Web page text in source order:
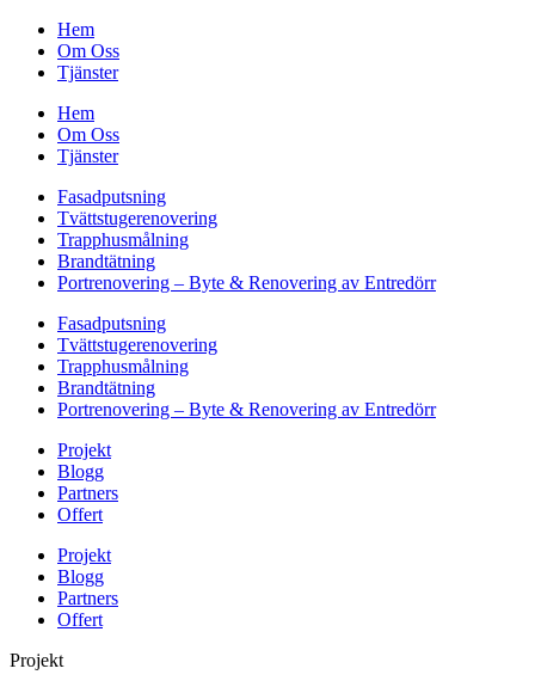
Hem
Om Oss
Tjänster
Hem
Om Oss
Tjänster
Fasadputsning
Tvättstugerenovering
Trapphusmålning
Brandtätning
Portrenovering – Byte & Renovering av Entredörr
Fasadputsning
Tvättstugerenovering
Trapphusmålning
Brandtätning
Portrenovering – Byte & Renovering av Entredörr
Projekt
Blogg
Partners
Offert
Projekt
Blogg
Partners
Offert
Projekt